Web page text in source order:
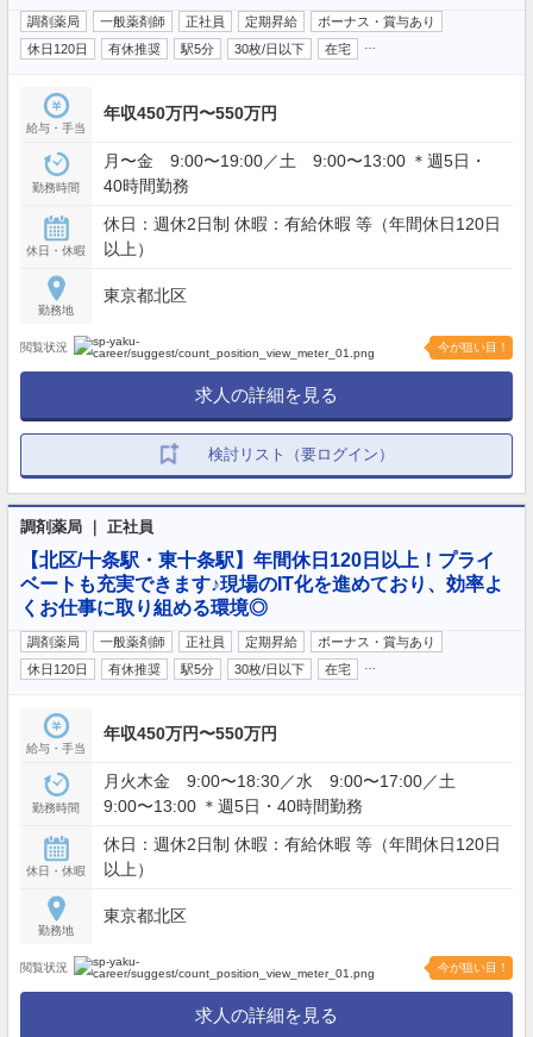
調剤薬局 一般薬剤師 正社員 定期昇給
ボーナス・賞与あり
休日120日
有休推奨 駅5分 30枚/日以下 在宅
給与・手当
年収450万円〜550万円
勤務時間
月〜金 9:00〜19:00／土 9:00〜13:00 ＊週5日・
40時間勤務
休日・休暇
休日：週休2日制 休暇：有給休暇 等（年間休日120日
以上）
勤務地
東京都北区
閲覧状況 今が狙い目！
求人の詳細を見る
検討リスト（要ログイン）
調剤薬局 ｜ 正社員
【北区/十条駅・東十条駅】年間休日120日以上！プライ
ベートも充実できます♪現場のIT化を進めており、効率よ
くお仕事に取り組める環境◎
調剤薬局 一般薬剤師 正社員 定期昇給
ボーナス・賞与あり
休日120日
有休推奨 駅5分 30枚/日以下 在宅
給与・手当
年収450万円〜550万円
勤務時間
月火木金 9:00〜18:30／水 9:00〜17:00／土
9:00〜13:00 ＊週5日・40時間勤務
休日・休暇
休日：週休2日制 休暇：有給休暇 等（年間休日120日
以上）
勤務地
東京都北区
閲覧状況 今が狙い目！
求人の詳細を見る